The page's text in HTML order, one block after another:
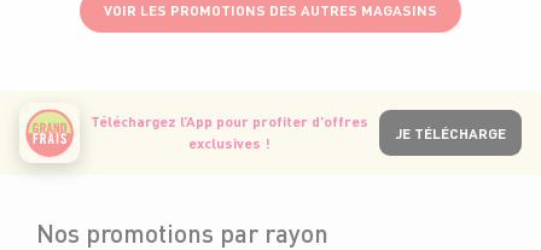
VOIR LES PROMOTIONS DES AUTRES MAGASINS
Téléchargez l’App pour profiter d’offres
exclusives !
JE TÉLÉCHARGE
Nos promotions par rayon